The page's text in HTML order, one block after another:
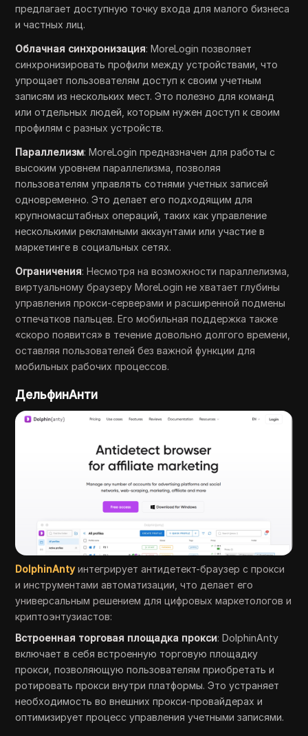
предлагает доступную точку входа для малого бизнеса
и частных лиц.
Облачная синхронизация: MoreLogin позволяет
синхронизировать профили между устройствами, что
упрощает пользователям доступ к своим учетным
записям из нескольких мест. Это полезно для команд
или отдельных людей, которым нужен доступ к своим
профилям с разных устройств.
Параллелизм: MoreLogin предназначен для работы с
высоким уровнем параллелизма, позволяя
пользователям управлять сотнями учетных записей
одновременно. Это делает его подходящим для
крупномасштабных операций, таких как управление
несколькими рекламными аккаунтами или участие в
маркетинге в социальных сетях.
Ограничения: Несмотря на возможности параллелизма,
виртуальному браузеру MoreLogin не хватает глубины
управления прокси-серверами и расширенной подмены
отпечатков пальцев. Его мобильная поддержка также
«скоро появится» в течение довольно долгого времени,
оставляя пользователей без важной функции для
мобильных рабочих процессов.
ДельфинАнти
DolphinAntyинтегрирует антидетект-браузер с прокси
и инструментами автоматизации, что делает его
универсальным решением для цифровых маркетологов и
криптоэнтузиастов:
Встроенная торговая площадка прокси: DolphinAnty
включает в себя встроенную торговую площадку
прокси, позволяющую пользователям приобретать и
ротировать прокси внутри платформы. Это устраняет
необходимость во внешних прокси-провайдерах и
оптимизирует процесс управления учетными записями.